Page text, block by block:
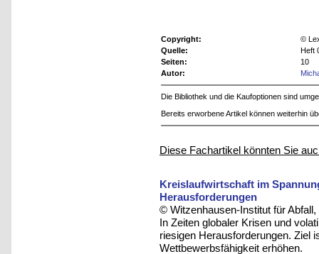
Copyright:
©
Quelle:
Heft
Seiten:
10
Autor:
Die Bibliothek und die Kaufoptionen sind
Bereits erworbene Artikel können weiterhin
Diese Fachartikel könnten Sie
Kreislaufwirtschaft im
Herausforderungen
© Witzenhausen-Institut für
In Zeiten globaler Krisen und
riesigen Herausforderungen. Ziel
Wettbewerbsfähigkeit erhöhen.